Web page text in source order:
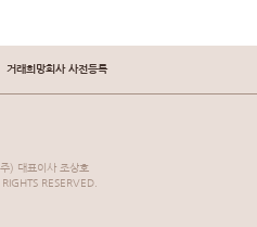
거래희망회사 사전등록
) 대표이사 조상호
RESERVED.